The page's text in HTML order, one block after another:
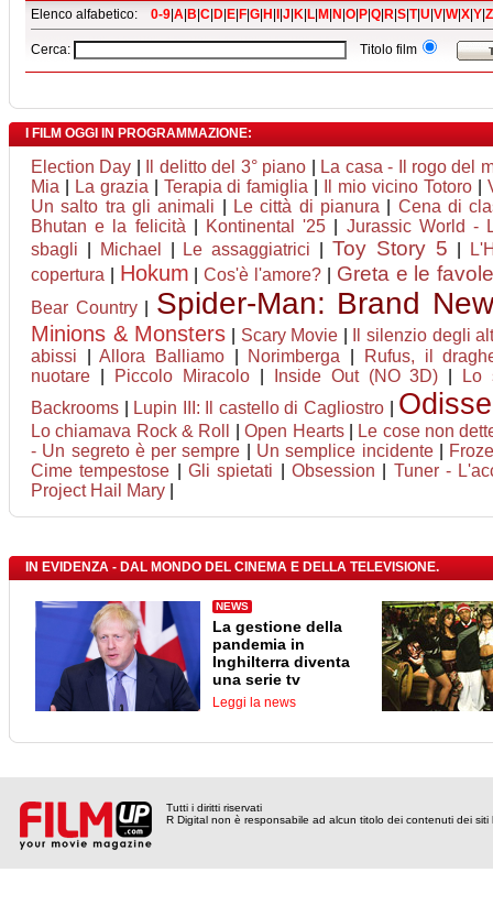
Elenco alfabetico: 0-9 A B C D E F G H J K L M N O P Q R S T|U V W|X Y Z
Cerca: Titolo film
I FILM OGGI IN PROGRAMMAZIONE:
Election Day Il delitto del 3° piano
La casa - Il rogo del
Mia
La grazia Terapia di famiglia Il mio vicino Totoro|
Un salto tra gli animali
Le città di pianura
Cena di
Bhutan e la felicità
Kontinental '25
Jurassic World -
sbagli
Michael Le assaggiatrici |Toy Story 5
copertura
Hokum |Cos'è l'amore? Greta e le
Bear Country| Spider-Man: Brand
Minions & Monsters Scary Movie
Il silenzio degli
abissi |Allora Balliamo Norimberga
Rufus, il
nuotare
Piccolo Miracolo| Inside Out (NO 3D)
Lo
Backrooms
Lupin III: Il castello di Cagliostro|
Lo chiamava Rock & Roll |Open Hearts|
Le cose non
- Un segreto è per sempre
Un semplice incidente|
Cime tempestose
Gli spietati Obsession
Tuner -
Project Hail Mary
IN EVIDENZA - DAL MONDO DEL CINEMA E DELLA TELEVISIONE.
NEWS
La gestione della
pandemia in
Inghilterra diventa
una serie tv
Leggi la news
Tutti i diritti riservati
R Digital non è responsabile ad alcun titolo dei contenuti dei siti